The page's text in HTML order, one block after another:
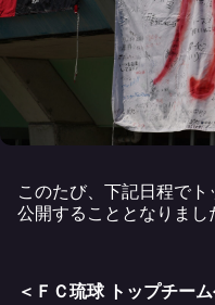
このたび、下記日程で
公開することとなりまし
＜ＦＣ琉球 トップチー